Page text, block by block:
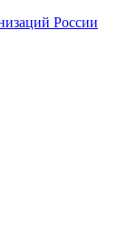
России